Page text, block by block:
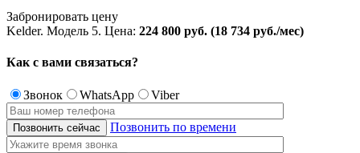
Забронировать цену
Kelder. Модель 5. Цена: 224 800 руб. (18 734 руб./мес)
Как с вами связаться?
Звонок WhatsApp Viber
Позвонить по времени